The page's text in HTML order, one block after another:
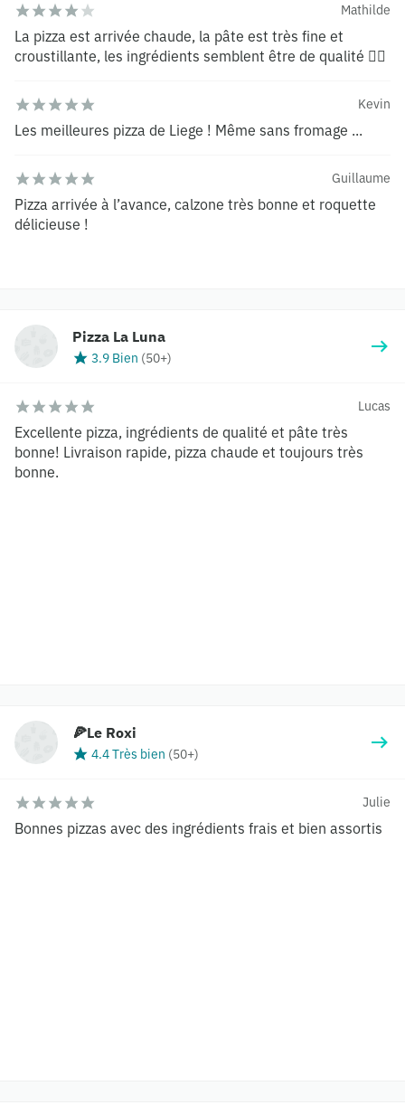
Mathilde
La pizza est arrivée chaude, la pâte est très fine et
croustillante, les ingrédients semblent être de qualité 👌🏼
Kevin
Les meilleures pizza de Liege ! Même sans fromage ...
Guillaume
Pizza arrivée à l’avance, calzone très bonne et roquette
délicieuse !
Pizza La Luna
3.9 Bien (50+)
Lucas
Excellente pizza, ingrédients de qualité et pâte très
bonne! Livraison rapide, pizza chaude et toujours très
bonne.
🍕Le Roxi
4.4 Très bien (50+)
Julie
Bonnes pizzas avec des ingrédients frais et bien assortis